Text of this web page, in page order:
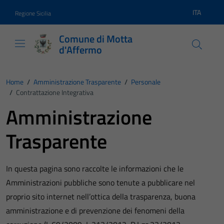
Regione Sicilia Lingua
ITA
Comune di Motta
d'Affermo
Home / Amministrazione Trasparente / Personale
/ Contrattazione Integrativa
Amministrazione
Trasparente
In questa pagina sono raccolte le informazioni che le
Amministrazioni pubbliche sono tenute a pubblicare nel
proprio sito internet nell’ottica della trasparenza, buona
amministrazione e di prevenzione dei fenomeni della